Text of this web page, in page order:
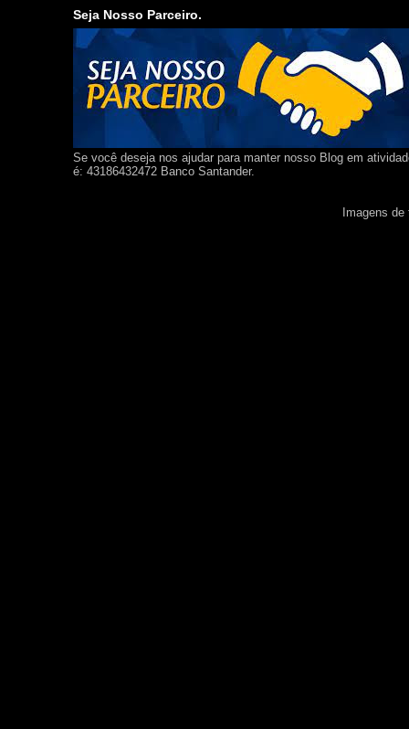
Seja Nosso Parceiro.
Se você deseja nos ajudar para manter nosso Blog em
é: 43186432472 Banco Santander.
Imagens